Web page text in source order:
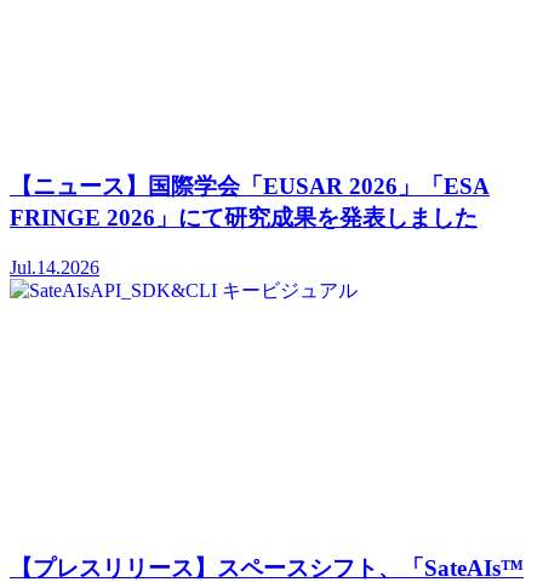
【ニュース】国際学会「EUSAR 2026」「ESA
FRINGE 2026」にて研究成果を発表しました
Jul.14.2026
【プレスリリース】スペースシフト、「SateAIs™